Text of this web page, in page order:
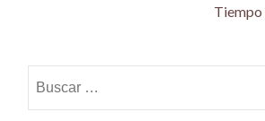
Tiempo